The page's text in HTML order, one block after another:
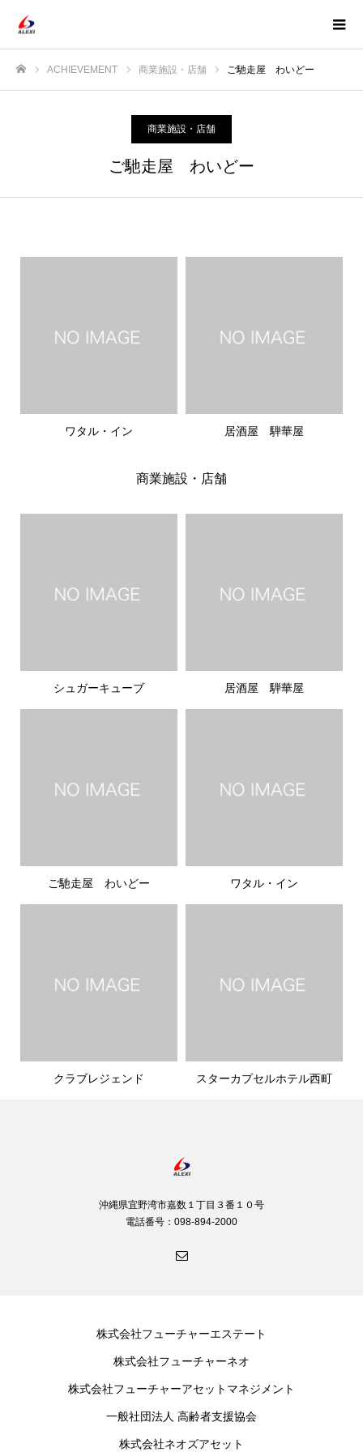
ACHIEVEMENT 商業施設・店舗 ご馳走屋 わいどー
商業施設・店舗
ご馳走屋 わいどー
ワタル・イン 居酒屋 騨華屋
商業施設・店舗
シュガーキューブ 居酒屋 騨華屋
ご馳走屋 わいどー ワタル・イン
クラブレジェンド スターカプセルホテル西町
沖縄県宜野湾市嘉数１丁目３番１０号
電話番号：098-894-2000
株式会社フューチャーエステート
株式会社フューチャーネオ
株式会社フューチャーアセットマネジメント
一般社団法人 高齢者支援協会
株式会社ネオズアセット